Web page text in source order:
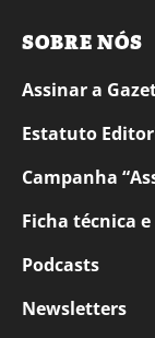
SOBRE NÓS
Assinar a
Estatuto
Campanha
Ficha técnica
Podcasts
Newsletters